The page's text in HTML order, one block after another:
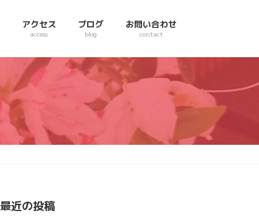
アクセス
access
ブログ
blog
お問い合わせ
contact
最近の投稿